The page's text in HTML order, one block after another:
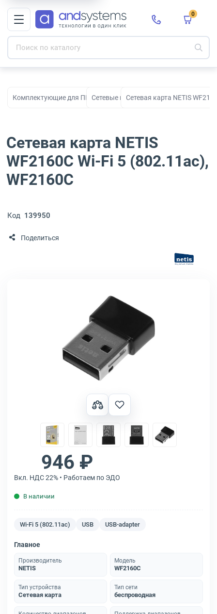
0
Комплектующие для ПК, сборки и модернизации
Сетевые картыСетевая карта NETIS
Сетевая карта NETIS
WF2160C Wi-Fi 5 (802.11ac),
WF2160C
Код 139950
Поделиться
946 ₽
Вкл. НДС 22% • Работаем по ЭДО
В наличии
Wi-Fi 5 (802.11ac) USB USB-adapter
Главное
Производитель
NETIS
Модель
WF2160C
Тип устройства
Сетевая карта
Тип сети
беспроводная